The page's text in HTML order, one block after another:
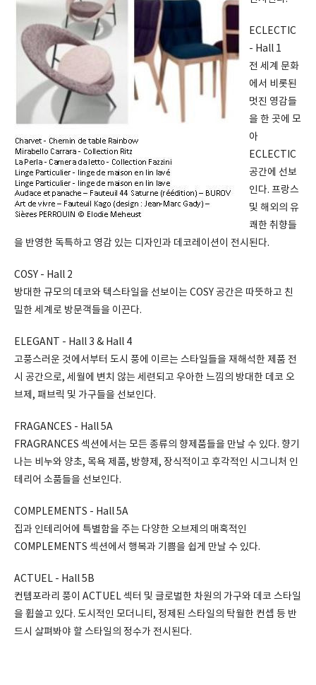
ECLECTIC
- Hall 1
전 세계 문화
에서 비롯된
멋진 영감들
을 한 곳에 모
아
ECLECTIC
공간에 선보
인다. 프랑스
및 해외의 유
쾌한 취향들
을 반영한 독특하고 영감 있는 디자인과 데코레이션이 전시된다.
COSY - Hall 2
방대한 규모의 데코와 텍스타일을 선보이는 COSY 공간은 따뜻하고 친
밀한 세계로 방문객들을 이끈다.
ELEGANT - Hall 3 & Hall 4
고풍스러운 것에서부터 도시 풍에 이르는 스타일들을 재해석한 제품 전
시 공간으로, 세월에 변치 않는 세련되고 우아한 느낌의 방대한 데코 오
브제, 패브릭 및 가구들을 선보인다.
FRAGANCES - Hall 5A
FRAGRANCES 섹션에서는 모든 종류의 향제품들을 만날 수 있다. 향기
나는 비누와 양초, 목욕 제품, 방향제, 장식적이고 후각적인 시그니처 인
테리어 소품들을 선보인다.
COMPLEMENTS - Hall 5A
집과 인테리어에 특별함을 주는 다양한 오브제의 매혹적인
COMPLEMENTS 섹션에서 행복과 기쁨을 쉽게 만날 수 있다.
ACTUEL - Hall 5B
컨템포라리 풍이 ACTUEL 섹터 및 글로벌한 차원의 가구와 데코 스타일
을 휩쓸고 있다. 도시적인 모더니티, 정제된 스타일의 탁월한 컨셉 등 반
드시 살펴봐야 할 스타일의 정수가 전시된다.